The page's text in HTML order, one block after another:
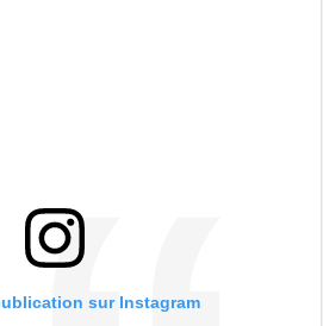
sur Instagram